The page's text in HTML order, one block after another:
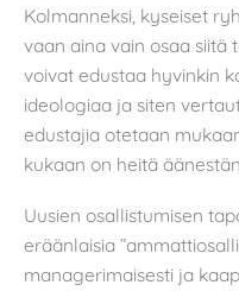
Kolmanneksi, kyseiset
vaan aina vain osaa siitä
voivat edustaa hyvinkin
ideologiaa ja siten
edustajia otetaan
kukaan on heitä
Uusien osallistumisen
eräänlaisia
managerimaisesti ja